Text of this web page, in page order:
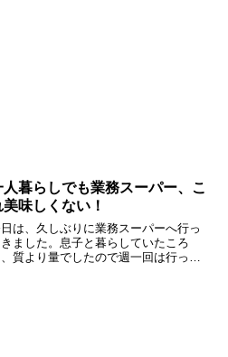
人暮らしでも業務スーパー、こ
美味しくない！
は、久しぶりに業務スーパーへ行っ
ました。息子と暮らしていたころ
質より量でしたので週一回は行って